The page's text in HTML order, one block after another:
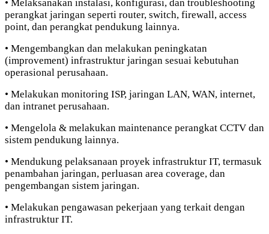
• Melaksanakan instalasi, konfigurasi, dan troubleshooting
perangkat jaringan seperti router, switch, firewall, access
point, dan perangkat pendukung lainnya.
• Mengembangkan dan melakukan peningkatan
(improvement) infrastruktur jaringan sesuai kebutuhan
operasional perusahaan.
• Melakukan monitoring ISP, jaringan LAN, WAN, internet,
dan intranet perusahaan.
• Mengelola & melakukan maintenance perangkat CCTV dan
sistem pendukung lainnya.
• Mendukung pelaksanaan proyek infrastruktur IT, termasuk
penambahan jaringan, perluasan area coverage, dan
pengembangan sistem jaringan.
• Melakukan pengawasan pekerjaan yang terkait dengan
infrastruktur IT.